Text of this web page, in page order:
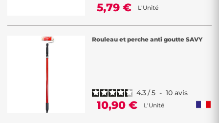
5,79 € L'Unité
Rouleau et perche anti goutte SAVY
4.3/5 - 10 avis
10,90 € L'Unité